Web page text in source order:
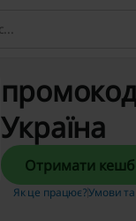
Україна
Як це працює?Умови